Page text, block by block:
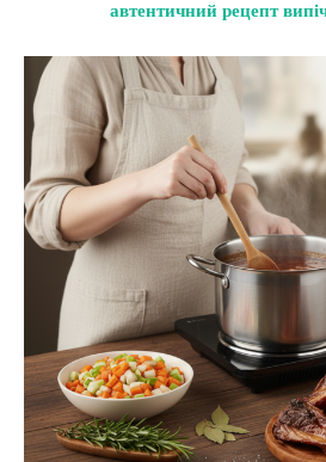
автентичний рецепт